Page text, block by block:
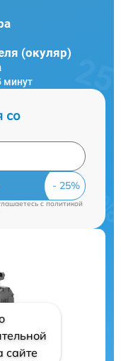
(окуляр)
минут
со
cполитикой
сайте